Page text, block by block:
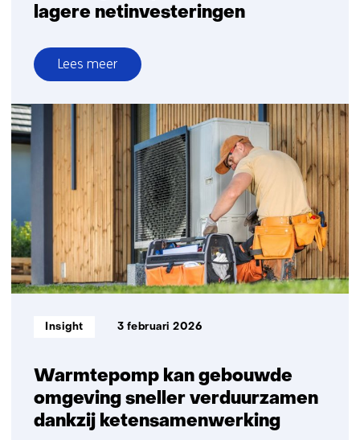
lagere netinvesteringen
Lees meer
over
Decentrale
ontwikkelingen
bieden
groot
potentieel
voor
lagere
netinvesteringen
Warmtepomp kan gebouwde
omgeving sneller verduurzamen
dankzij ketensamenwerking
Informatietype:
Insight 3 februari 2026